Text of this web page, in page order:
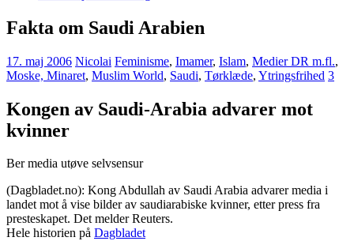
Fakta om Saudi Arabien
17. maj 2006 Nicolai Feminisme, Imamer, Islam, Medier DR m.fl.,
Moske, Minaret, Muslim World, Saudi, Tørklæde, Ytringsfrihed 3
Kongen av Saudi-Arabia advarer mot
kvinner
Ber media utøve selvsensur
(Dagbladet.no): Kong Abdullah av Saudi Arabia advarer media i
landet mot å vise bilder av saudiarabiske kvinner, etter press fra
presteskapet. Det melder Reuters.
Hele historien på Dagbladet